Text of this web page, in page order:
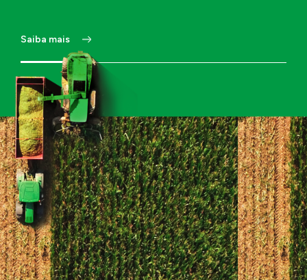
Endereço
Sobre o Projeto
Saiba mais